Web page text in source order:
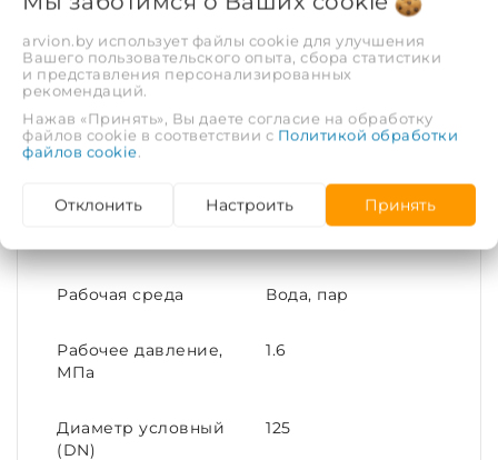
защиты армированного каркаса от воздействия
внешних факторов (солнечных лучей или
осадков).
Присоединительными элементами резинового
компенсатора или гибкой вставки является стальные
ХАРАКТЕРИСТИКИ
Рабочая среда Вода, пар
Рабочее давление,
МПа
1.6
Диаметр условный
(DN)
125
arvion.by использует файлы cookie для улучшения
Вашего пользовательского опыта, сбора статистики
и представления персонализированных
рекомендаций.
Нажав «Принять», Вы даете согласие на обработку
файлов cookie в соответствии с Политикой обработки
файлов cookie
Отклонить Настроить Принять